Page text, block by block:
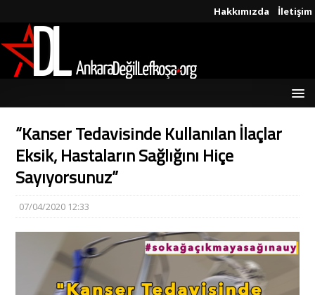
Hakkımızda İletişim
“Kanser Tedavisinde Kullanılan İlaçlar
Eksik, Hastaların Sağlığını Hiçe
Sayıyorsunuz”
07/04/2020 12:33